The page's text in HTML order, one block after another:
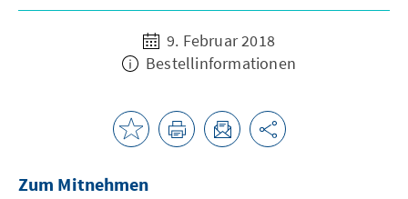
9. Februar 2018
Bestellinformationen
Zum Mitnehmen